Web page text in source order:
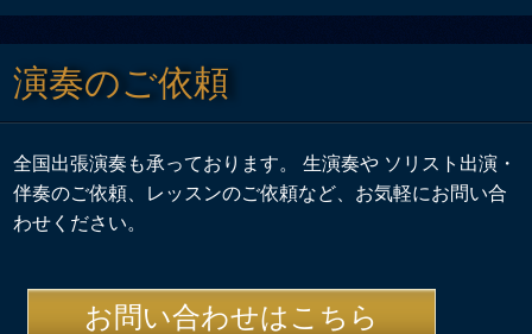
演奏のご依頼
全国出張演奏も承っております。 生演奏や ソリスト出演・
伴奏のご依頼、レッスンのご依頼など、お気軽にお問い合
わせください。
お問い合わせはこちら